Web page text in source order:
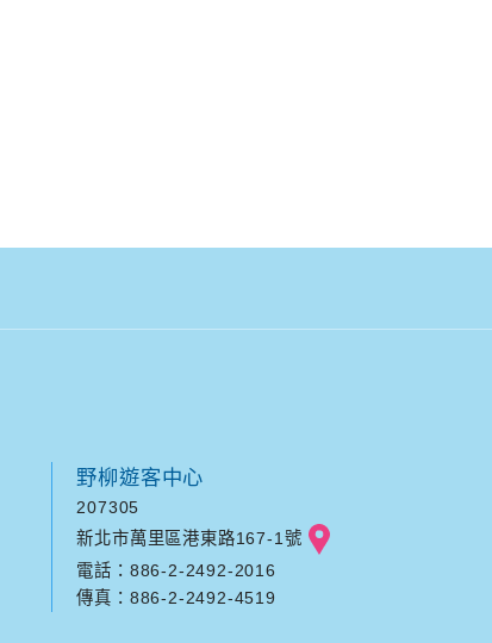
野柳遊客中心
207305
新北市萬里區港東路167-1號
電話：886-2-2492-2016
傳真：886-2-2492-4519